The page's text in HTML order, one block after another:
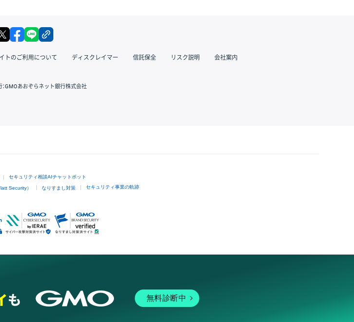
X facebook
トのご利用について ディスクレイマー 信託保全 リスク説明 会社案内
：GMOあおぞらネット銀行株式会社
セキュリティ相談AIチャットボット
Security） なりすまし対策 セキュリティ事業の軌跡
無料診断中